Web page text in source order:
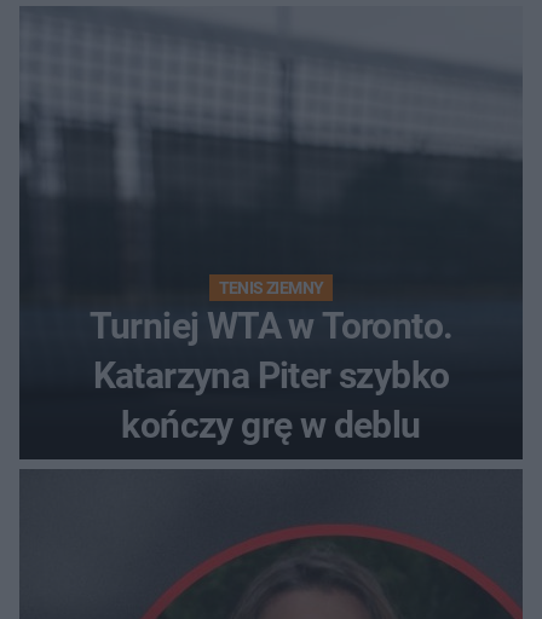
TENIS ZIEMNY
Turniej WTA w Toronto.
Katarzyna Piter szybko
kończy grę w deblu